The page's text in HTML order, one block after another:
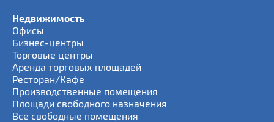
Недвижимость
Офисы
Бизнес-центры
Торговые центры
Аренда торговых площадей
Ресторан/Кафе
Производственные помещения
Площади свободного назначения
Все свободные помещения